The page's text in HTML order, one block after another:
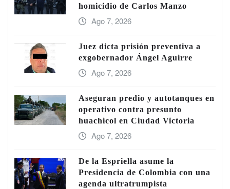
homicidio de Carlos Manzo
Ago 7, 2026
Juez dicta prisión preventiva a
exgobernador Ángel Aguirre
Ago 7, 2026
Aseguran predio y autotanques en
operativo contra presunto
huachicol en Ciudad Victoria
Ago 7, 2026
De la Espriella asume la
Presidencia de Colombia con una
agenda ultratrumpista